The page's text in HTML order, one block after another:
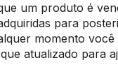
um produto é
para
momento
atualizado para